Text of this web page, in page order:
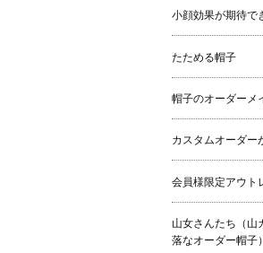
小顔効果が期待で
たためる帽子
帽子のオーダーメ
カスタムオーダー
会員様限定アウト
山女さんたち（山
落なオーダー帽子）